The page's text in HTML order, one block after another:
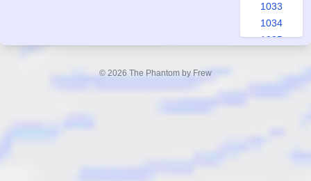
1033
1034
1035
© 2026 The Phantom by Frew